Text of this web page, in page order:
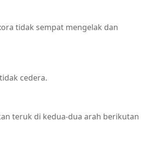
tidak sempat mengelak dan
cedera.
teruk di kedua-dua arah berikutan